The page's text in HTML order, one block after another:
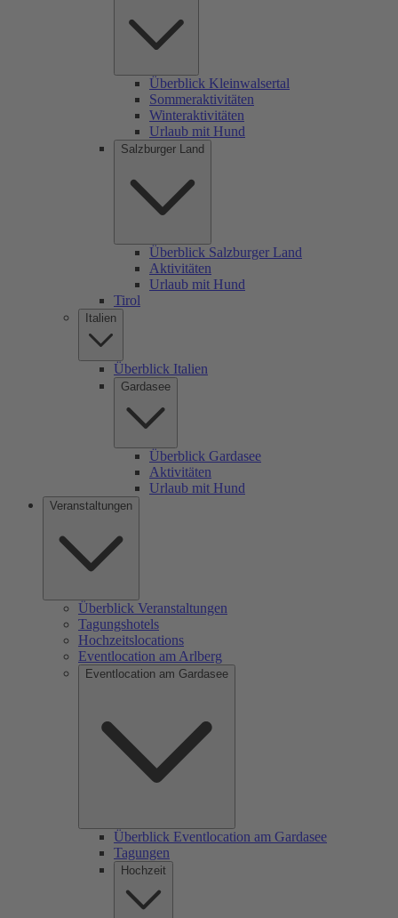
Überblick Kleinwalsertal
Sommeraktivitäten
Winteraktivitäten
Urlaub mit Hund
Salzburger Land
Überblick Salzburger Land
Aktivitäten
Urlaub mit Hund
Tirol
Italien
Überblick Italien
Gardasee
Überblick Gardasee
Aktivitäten
Urlaub mit Hund
Veranstaltungen
Überblick Veranstaltungen
Tagungshotels
Hochzeitslocations
Eventlocation am Arlberg
Eventlocation am Gardasee
Überblick Eventlocation am Gardasee
Tagungen
Hochzeit